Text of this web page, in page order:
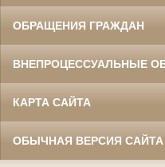
ОБРАЩЕНИЯ ГРАЖДАН
ВНЕПРОЦЕССУАЛЬНЫЕ
КАРТА САЙТА
ОБЫЧНАЯ ВЕРСИЯ САЙТА